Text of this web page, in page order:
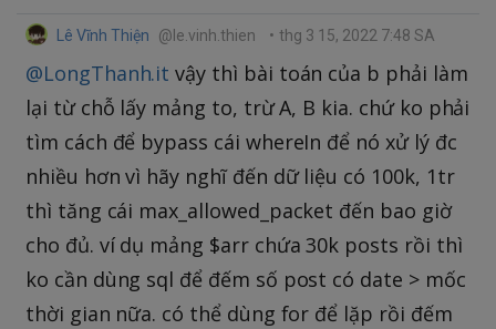
Lê Vĩnh Thiện @le.vinh.thien • thg 3 15, 2022 7:48 SA
@LongThanh.it vậy thì bài toán của b phải làm
lại từ chỗ lấy mảng to, trừ A, B kia. chứ ko phải
tìm cách để bypass cái whereIn để nó xử lý đc
nhiều hơn vì hãy nghĩ đến dữ liệu có 100k, 1tr
thì tăng cái max_allowed_packet đến bao giờ
cho đủ. ví dụ mảng $arr chứa 30k posts rồi thì
ko cần dùng sql để đếm số post có date > mốc
thời gian nữa. có thể dùng for để lặp rồi đếm